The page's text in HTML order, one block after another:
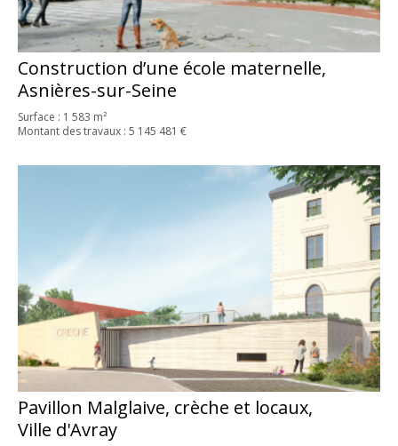
Construction d’une école maternelle,
Asnières-sur-Seine
Surface : 1 583 m²
Montant des travaux : 5 145 481 €
Pavillon Malglaive, crèche et locaux,
Ville d'Avray